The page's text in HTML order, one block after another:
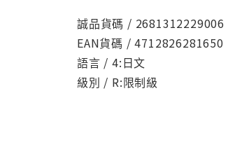
誠品貨碼 / 2681312229006
EAN貨碼 / 4712826281650
語言 / 4:日文
級別 / R:限制級